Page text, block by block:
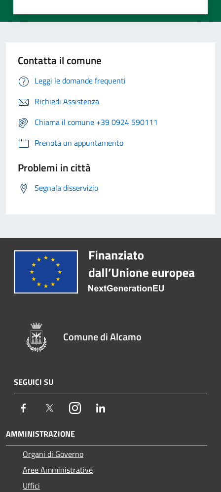
Contatta il comune
Leggi le domande frequenti
Richiedi Assistenza
Chiama il comune +39 0924 590111
Prenota un appuntamento
Problemi in città
Segnala disservizio
Comune di Alcamo
SEGUICI SU
Facebook TwitterInstagram
AMMINISTRAZIONE
Organi di Governo
Aree Amministrative
Uffici